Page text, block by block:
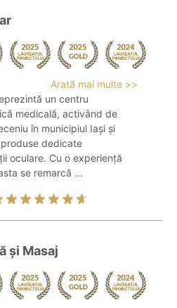
Arată mai multe >>
un centru
medicală, activând de
în municipiul Iași și
dedicate
oculare. Cu o experiență
se remarcă ...
și Masaj